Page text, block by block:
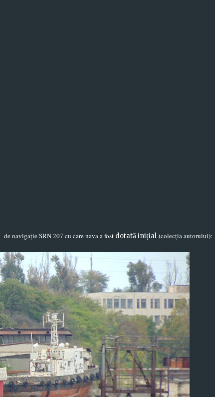
de navigație SRN 207 cu care nava a fost dotată inițial (colecția autorului):